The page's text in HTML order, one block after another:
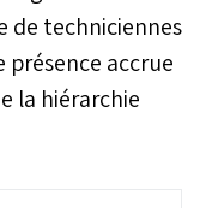
de techniciennes
accrue
la hiérarchie